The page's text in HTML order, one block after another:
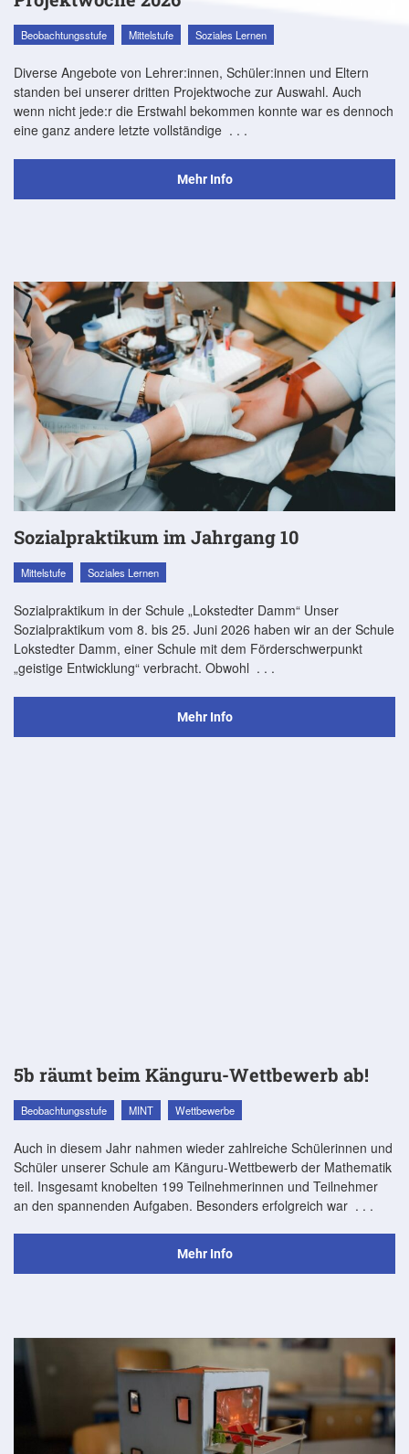
Beobachtungsstufe Mittelstufe Soziales Lernen
Diverse Angebote von Lehrer:innen, Schüler:innen und Eltern
standen bei unserer dritten Projektwoche zur Auswahl. Auch
wenn nicht jede:r die Erstwahl bekommen konnte war es dennoch
eine ganz andere letzte vollständige . . .
Mehr Info
Sozialpraktikum im Jahrgang 10
Mittelstufe Soziales Lernen
Sozialpraktikum in der Schule „Lokstedter Damm“ Unser
Sozialpraktikum vom 8. bis 25. Juni 2026 haben wir an der Schule
Lokstedter Damm, einer Schule mit dem Förderschwerpunkt
„geistige Entwicklung“ verbracht. Obwohl . . .
Mehr Info
5b räumt beim Känguru-Wettbewerb ab!
Beobachtungsstufe MINT Wettbewerbe
Auch in diesem Jahr nahmen wieder zahlreiche Schülerinnen und
Schüler unserer Schule am Känguru-Wettbewerb der Mathematik
teil. Insgesamt knobelten 199 Teilnehmerinnen und Teilnehmer
an den spannenden Aufgaben. Besonders erfolgreich war . . .
Mehr Info